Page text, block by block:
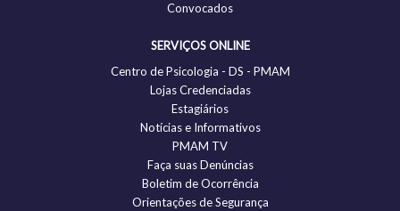
Convocados
SERVIÇOS ONLINE
Centro de Psicologia - DS - PMAM
Lojas Credenciadas
Estagiários
Notícias e Informativos
PMAM TV
Faça suas Denúncias
Boletim de Ocorrência
Orientações de Segurança